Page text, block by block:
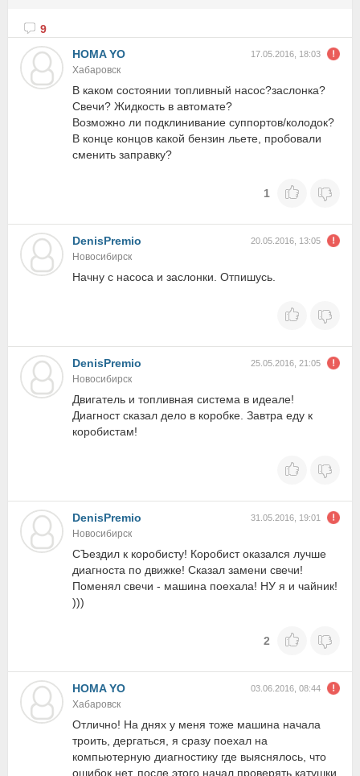
9
HOMA YO
17.05.2016, 18:03
Хабаровск
В каком состоянии топливный насос?заслонка?
Свечи? Жидкость в автомате?
Возможно ли подклинивание суппортов/колодок?
В конце концов какой бензин льете, пробовали
сменить заправку?
1
DenisPremio 20.05.2016, 13:05
Новосибирск
Начну с насоса и заслонки. Отпишусь.
DenisPremio 25.05.2016, 21:05
Новосибирск
Двигатель и топливная система в идеале!
Диагност сказал дело в коробке. Завтра еду к
коробистам!
DenisPremio 31.05.2016, 19:01
Новосибирск
СЪездил к коробисту! Коробист оказался лучше
диагноста по движке! Сказал замени свечи!
Поменял свечи - машина поехала! НУ я и чайник!
)))
2
HOMA YO 03.06.2016, 08:44
Хабаровск
Отлично! На днях у меня тоже машина начала
троить, дергаться, я сразу поехал на
компьютерную диагностику где выяснялось, что
ошибок нет, после этого начал проверять катушки